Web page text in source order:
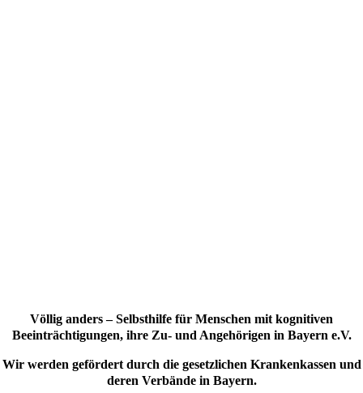
Völlig anders – Selbsthilfe für Menschen mit kognitiven
Beeinträchtigungen, ihre Zu- und Angehörigen in Bayern e.V.
Wir werden gefördert durch die gesetzlichen Krankenkassen und
deren Verbände in Bayern.